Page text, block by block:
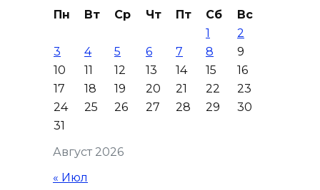
Ночью дежурными силами
уничтожены 397 украинских
беспилотников
08 августа 2026 09:19
пяти районах Ростовской
области
Август 2026
Пн Вт Ср Чт Пт Сб
Вс
1
2
3
4 5 6 7 8
9
10
11 12 13 14 15
16
17
18 19 20 21 22
23
24
25 26 27 28 29
30
31
« Июл